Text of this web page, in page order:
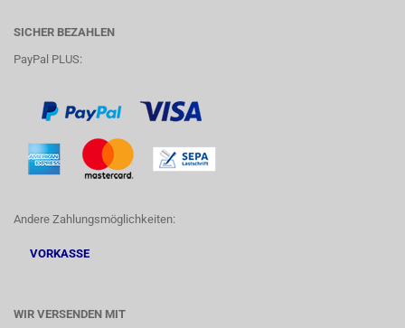
SICHER BEZAHLEN
PayPal PLUS:
Andere Zahlungsmöglichkeiten:
VORKASSE
WIR VERSENDEN MIT